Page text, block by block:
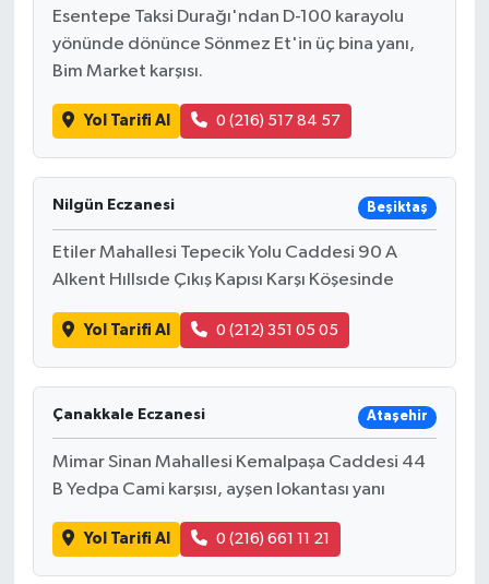
Esentepe Taksi Durağı'ndan D-100 karayolu
yönünde dönünce Sönmez Et'in üç bina yanı,
Bim Market karşısı.
Yol Tarifi Al 0 (216) 517 84 57
Nilgün Eczanesi Beşiktaş
Etiler Mahallesi Tepecik Yolu Caddesi 90 A
Alkent Hıllsıde Çıkış Kapısı Karşı Köşesinde
Yol Tarifi Al 0 (212) 351 05 05
Çanakkale Eczanesi Ataşehir
Mimar Sinan Mahallesi Kemalpaşa Caddesi 44
B Yedpa Cami karşısı, ayşen lokantası yanı
Yol Tarifi Al 0 (216) 661 11 21